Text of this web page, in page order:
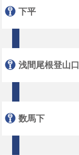
下平
浅間尾根登山口
数馬下